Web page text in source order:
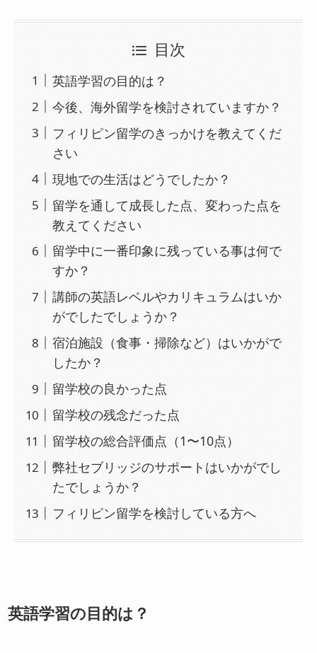
目次
英語学習の目的は？
今後、海外留学を検討されていますか？
フィリピン留学のきっかけを教えてくだ
さい
現地での生活はどうでしたか？
留学を通して成長した点、変わった点を
教えてください
留学中に一番印象に残っている事は何で
すか？
講師の英語レベルやカリキュラムはいか
がでしたでしょうか？
宿泊施設（食事・掃除など）はいかがで
したか？
留学校の良かった点
留学校の残念だった点
留学校の総合評価点（1〜10点）
弊社セブリッジのサポートはいかがでし
たでしょうか？
フィリピン留学を検討している方へ
英語学習の目的は？